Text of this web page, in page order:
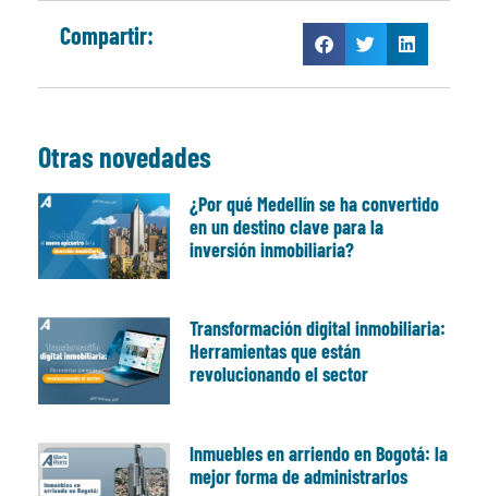
Compartir:
Otras novedades
¿Por qué Medellín se ha convertido
en un destino clave para la
inversión inmobiliaria?
Transformación digital inmobiliaria:
Herramientas que están
revolucionando el sector
Inmuebles en arriendo en Bogotá: la
mejor forma de administrarlos